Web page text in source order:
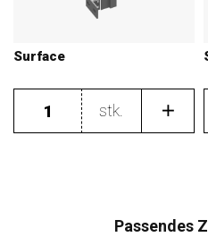
Surface
stk.
Passendes